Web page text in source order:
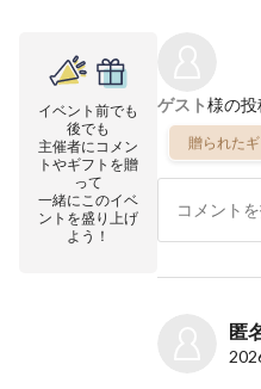
イベント前でも
後でも
主催者にコメン
トやギフトを贈
って
一緒にこのイベ
ントを盛り上げ
よう！
ゲスト様の投
贈られた
匿